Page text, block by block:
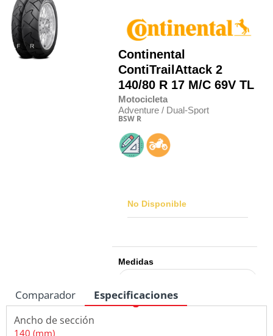
Continental
ContiTrailAttack 2
140/80 R 17 M/C 69V TL
Motocicleta
Adventure / Dual-Sport
BSW R
No Disponible
Medidas
Comparador Especificaciones
Ancho de sección
140 (mm)